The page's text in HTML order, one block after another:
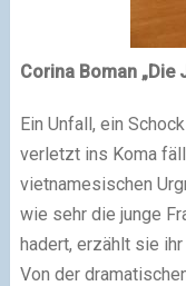
Corina Boman „Die
Ein Unfall, ein
verletzt ins Koma
vietnamesischen
wie sehr die junge
hadert, erzählt sie
Von der